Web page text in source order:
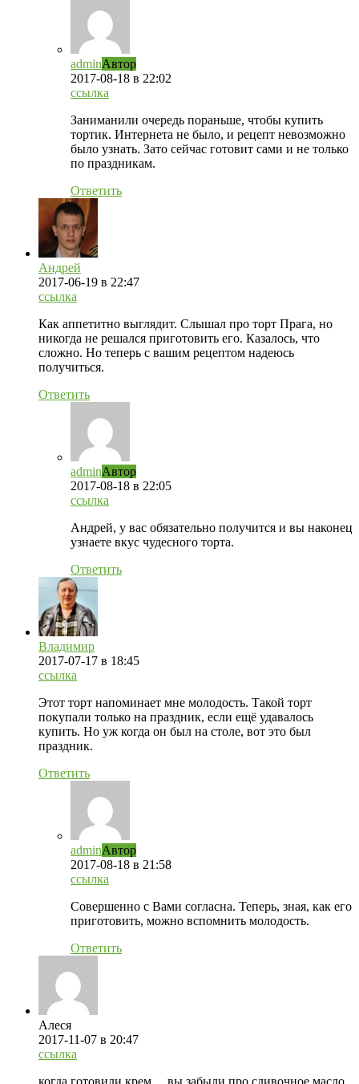
adminАвтор
2017-08-18 в 22:02
ссылка
Заниманили очередь пораньше, чтобы купить
тортик. Интернета не было, и рецепт невозможно
было узнать. Зато сейчас готовит сами и не только
по праздникам.
Ответить
Андрей
2017-06-19 в 22:47
ссылка
Как аппетитно выглядит. Слышал про торт Прага, но
никогда не решался приготовить его. Казалось, что
сложно. Но теперь с вашим рецептом надеюсь
получиться.
Ответить
adminАвтор
2017-08-18 в 22:05
ссылка
Андрей, у вас обязательно получится и вы наконец
узнаете вкус чудесного торта.
Ответить
Владимир
2017-07-17 в 18:45
ссылка
Этот торт напоминает мне молодость. Такой торт
покупали только на праздник, если ещё удавалось
купить. Но уж когда он был на столе, вот это был
праздник.
Ответить
adminАвтор
2017-08-18 в 21:58
ссылка
Совершенно с Вами согласна. Теперь, зная, как его
приготовить, можно вспомнить молодость.
Ответить
Алеся
2017-11-07 в 20:47
ссылка
когда готовили крем …вы забыли про сливочное масло